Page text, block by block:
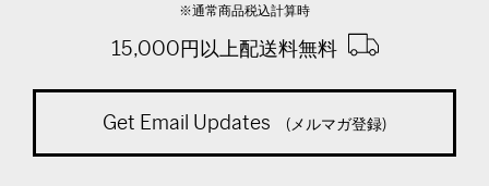
※通常商品税込計算時
15,000円以上配送料無料
Get Email Updates (メルマガ登録)